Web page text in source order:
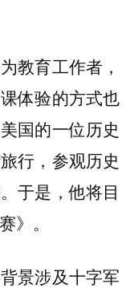
教育工作者，
体验的方式也
国的一位历史
行，参观历史
于是，他将目
》。
景涉及十字军